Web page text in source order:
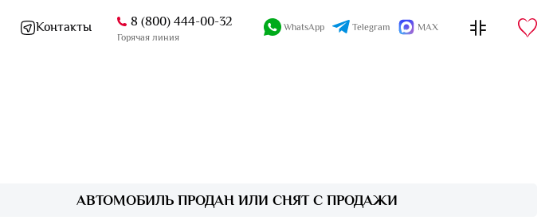
Контакты 8 (800) 444-00-32
Горячая линия
WhatsApp Telegram MAX
АВТОМОБИЛЬ ПРОДАН ИЛИ СНЯТ С ПРОДАЖИ